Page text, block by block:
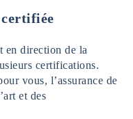
certifiée
en direction de la
certifications.
vous, l’assurance de
et des